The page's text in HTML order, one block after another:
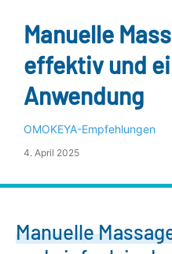
Manuelle
effektiv und
Anwendung
OMOKEYA-Empfehlungen
4. April 2025
Manuelle